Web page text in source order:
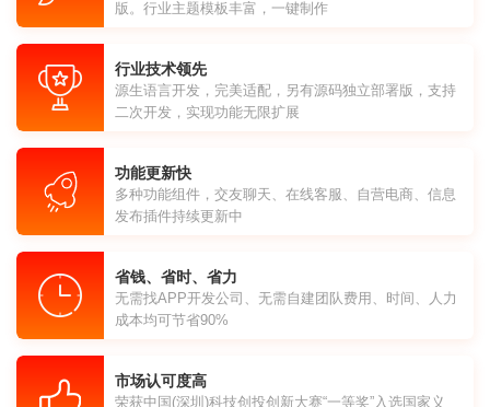
版。行业主题模板丰富，一键制作
行业技术领先
源生语言开发，完美适配，另有源码独立部署版，支持
二次开发，实现功能无限扩展
功能更新快
多种功能组件，交友聊天、在线客服、自营电商、信息
发布插件持续更新中
省钱、省时、省力
无需找APP开发公司、无需自建团队费用、时间、人力
成本均可节省90%
市场认可度高
荣获中国(深圳)科技创投创新大赛“一等奖”入选国家义